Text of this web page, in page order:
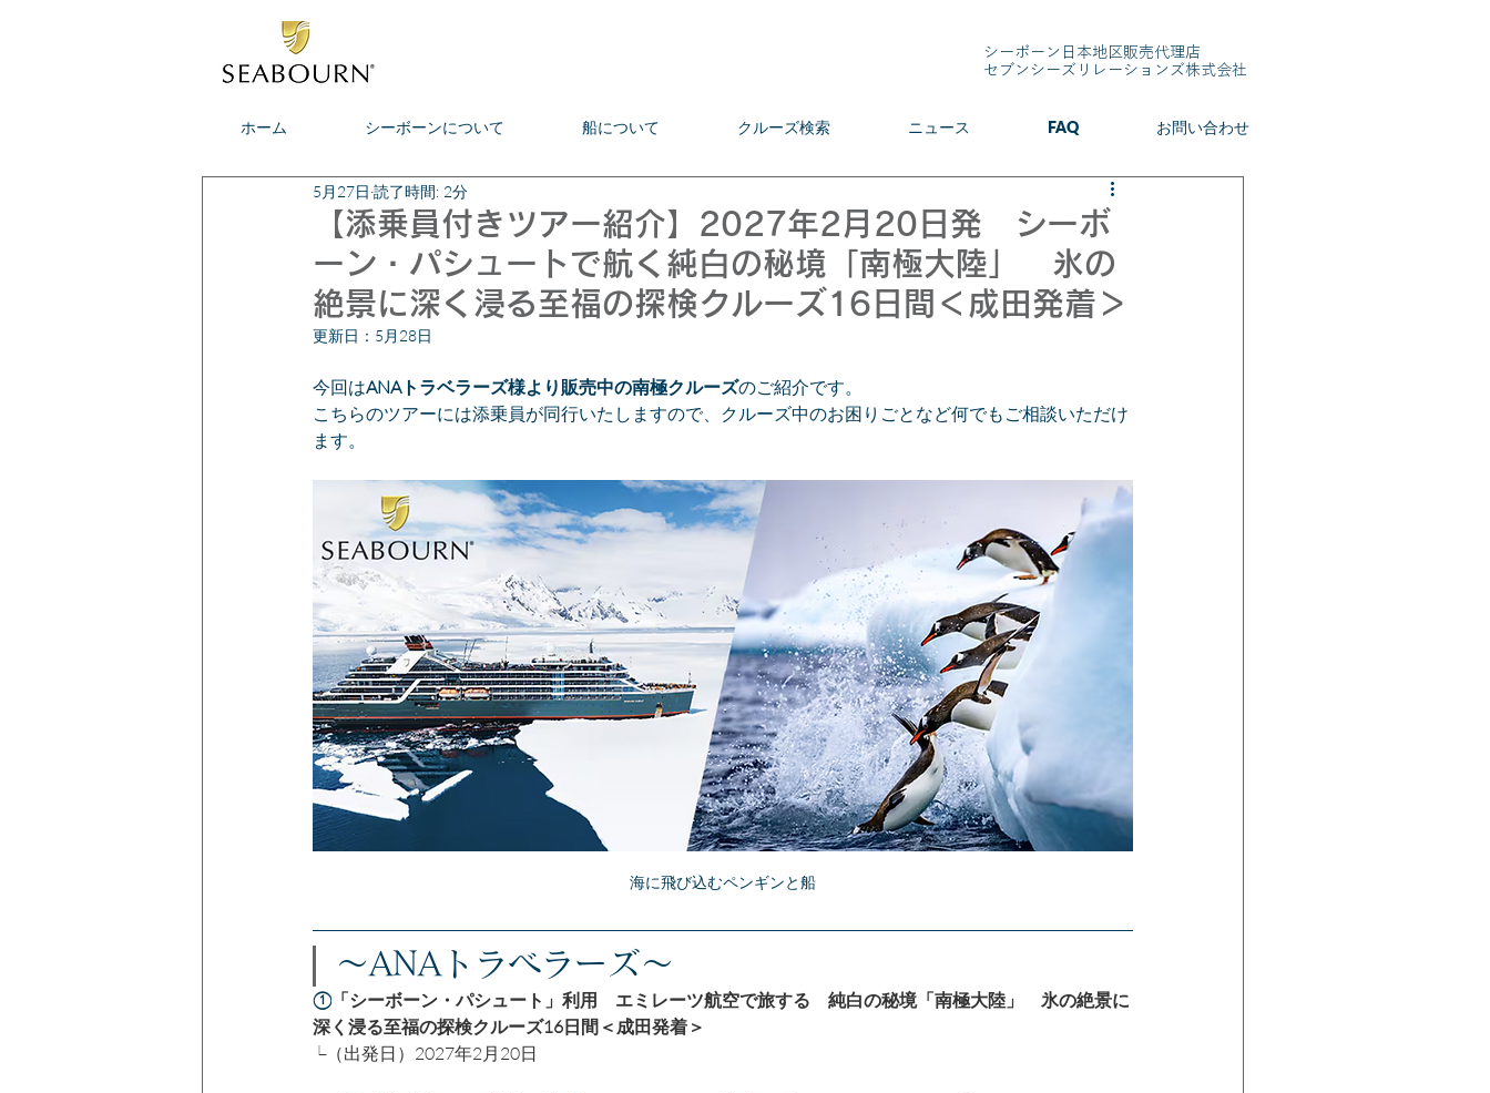
シーボーン日本地区販売代理店
​セブンシーズリレーションズ株式会社
ホーム シーボーンについて 船について クルーズ検索 ニュース FAQ お問い合わせ
【添乗員付きツアー紹介】2027年2月20日発 シーボ
ーン・パシュートで航く純白の秘境「南極大陸」 氷の
絶景に深く浸る至福の探検クルーズ16日間＜成田発着＞
5月27日 読了時間: 2分
更新日： 5月28日
今回はANAトラベラーズ様より販売中の南極クルーズのご紹介です。
こちらのツアーには添乗員が同行いたしますので、クルーズ中のお困りごとなど何でもご相談いただけ
ます。
海に飛び込むペンギンと船
～ANAトラベラーズ～
① 「シーボーン・パシュート」利用　エミレーツ航空で旅する　純白の秘境「南極大陸」　氷の絶景に
深く浸る至福の探検クルーズ16日間＜成田発着＞
└（出発日）2027年2月20日